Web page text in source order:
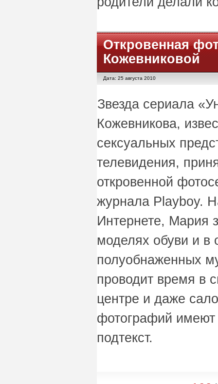
Откровенная
Кожевниковой
Дата: 25 августа 2010
Звезда сериала
Кожевникова,
сексуальных
телевидения,
откровенной
журнала Playboy.
Интернете, Мария
моделях обуви и в
полуобнаженных
проводит время в
центре и даже
фотографий имеют
подтекст.